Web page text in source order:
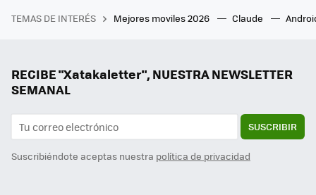
TEMAS DE INTERÉS Mejores moviles 2026 Claude
RECIBE "Xatakaletter", NUESTRA NEWSLETTER
SEMANAL
SUSCRIBIR
Suscribiéndote aceptas nuestra política de privacidad